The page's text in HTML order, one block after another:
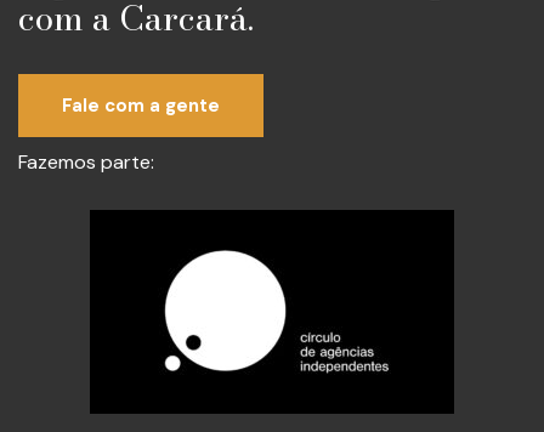
com a Carcará.
Fale com a gente
Fazemos parte: